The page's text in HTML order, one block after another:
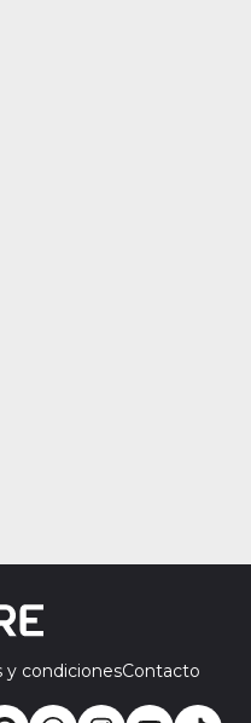
y condicionesContacto